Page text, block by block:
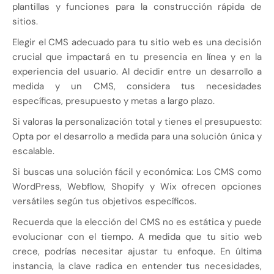
plantillas y funciones para la construcción rápida de
sitios.
Elegir el CMS adecuado para tu sitio web es una decisión
crucial que impactará en tu presencia en línea y en la
experiencia del usuario. Al decidir entre un desarrollo a
medida y un CMS, considera tus necesidades
específicas, presupuesto y metas a largo plazo.
Si valoras la personalización total y tienes el presupuesto:
Opta por el desarrollo a medida para una solución única y
escalable.
Si buscas una solución fácil y económica: Los CMS como
WordPress, Webflow, Shopify y Wix ofrecen opciones
versátiles según tus objetivos específicos.
Recuerda que la elección del CMS no es estática y puede
evolucionar con el tiempo. A medida que tu sitio web
crece, podrías necesitar ajustar tu enfoque. En última
instancia, la clave radica en entender tus necesidades,